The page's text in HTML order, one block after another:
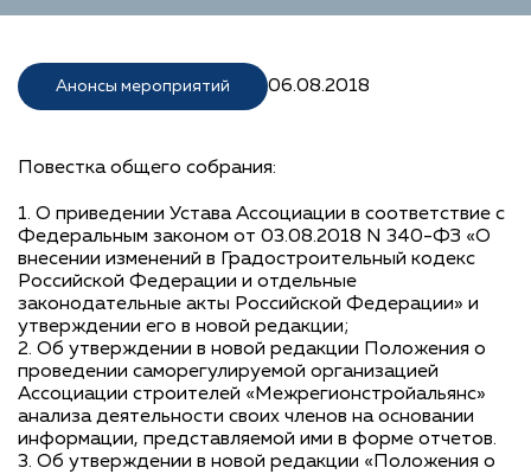
Анонсы мероприятий 06.08.2018
Повестка общего собрания:
1. О приведении Устава Ассоциации в соответствие с
Федеральным законом от 03.08.2018 N 340-ФЗ «О
внесении изменений в Градостроительный кодекс
Российской Федерации и отдельные
законодательные акты Российской Федерации» и
утверждении его в новой редакции;
2. Об утверждении в новой редакции Положения о
проведении саморегулируемой организацией
Ассоциации строителей «Межрегионстройальянс»
анализа деятельности своих членов на основании
информации, представляемой ими в форме отчетов.
3. Об утверждении в новой редакции «Положения о